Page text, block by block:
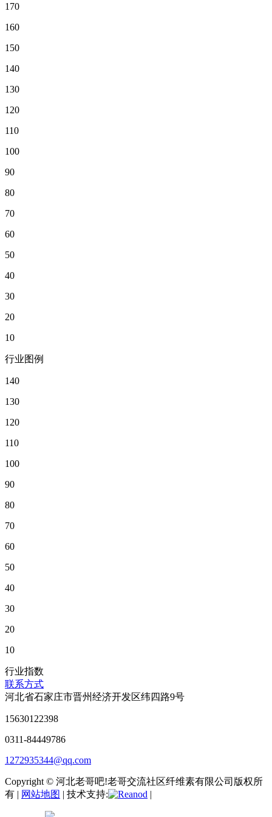
170
160
150
140
130
120
110
100
90
80
70
60
50
40
30
20
10
行业图例
140
130
120
110
100
90
80
70
60
50
40
30
20
10
行业指数
联系方式
河北省石家庄市晋州经济开发区纬四路9号
15630122398
0311-84449786
1272935344@qq.com
Copyright © 河北老哥吧!老哥交流社区纤维素有限公司版权所
有 | 网站地图 | 技术支持: |